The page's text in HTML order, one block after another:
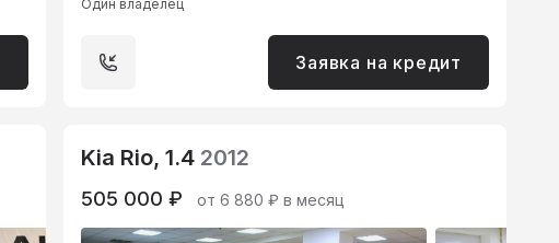
Один владелец
Заявка на кредит
Kia Rio, 1.4 2012
505 000 ₽ от 6 880 ₽ в месяц